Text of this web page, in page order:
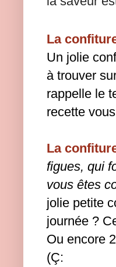
La
Un jolie
à trouver
rappelle le
recette
La
figues, qui
vous êtes
jolie petite
journée ?
Ou encore
(Ç: